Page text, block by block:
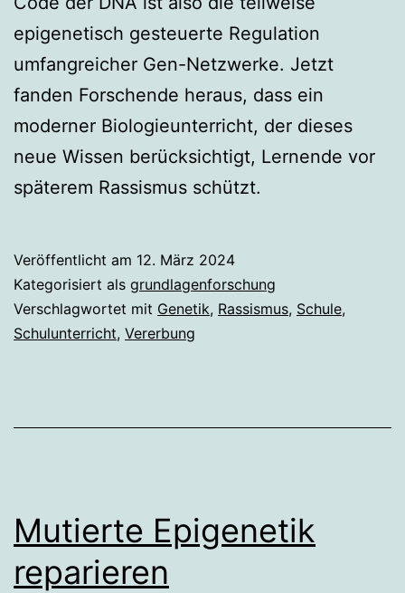
epigenetisch gesteuerte Regulation
umfangreicher Gen-Netzwerke. Jetzt
fanden Forschende heraus, dass ein
moderner Biologieunterricht, der dieses
neue Wissen berücksichtigt, Lernende vor
späterem Rassismus schützt.
Veröffentlicht am 12. März 2024
Kategorisiert als grundlagenforschung
Verschlagwortet mit Genetik, Rassismus, Schule,
Schulunterricht, Vererbung
Mutierte Epigenetik
reparieren